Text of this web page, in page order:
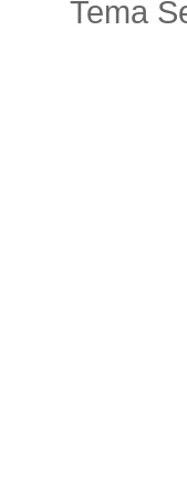
Tema